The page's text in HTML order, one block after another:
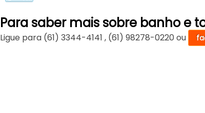
Para saber mais sobre banho e
Ligue para (61) 3344-4141 , (61) 98278-0220 ou